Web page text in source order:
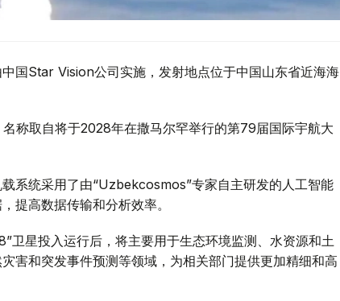
国Star Vision公司实施，发射地点位于中国山东省近海海
称取自将于2028年在撒马尔罕举行的第79届国际宇航大
系统采用了由“Uzbekcosmos”专家自主研发的人工智能
提高数据传输和分析效率。
星投入运行后，将主要用于生态环境监测、水资源和土
害和突发事件预测等领域，为相关部门提供更加精细和高